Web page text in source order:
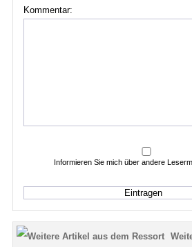
Kommentar:
Informieren Sie mich über andere